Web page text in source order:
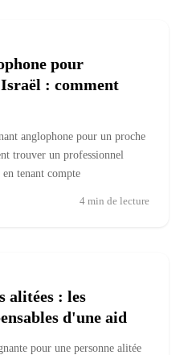
pour
Israël : comment
anglophone pour un proche
trouver un professionnel
tenant compte
4 min de lecture
alitées : les
d'une aid
pour une personne alitée